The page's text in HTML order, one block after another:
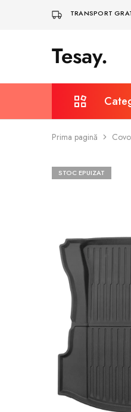
TRANSPORT
Tesay.
Tesay
Premium
Protecție și
Covorașe auto
Iluminare, LED
Sigle și embleme
Huse pentru
Apărătoare de
Accesorii interior
Accesorii
Prima pagină
STOC EPUIZAT